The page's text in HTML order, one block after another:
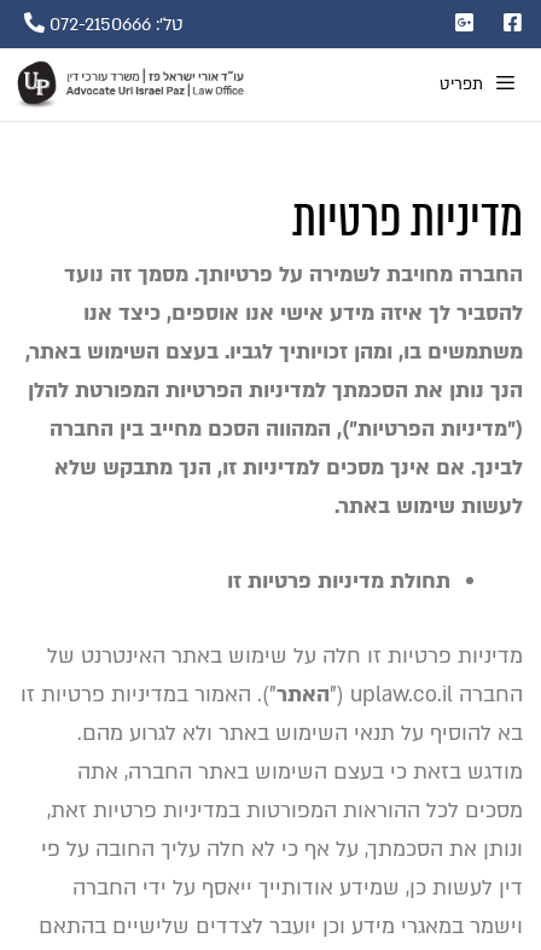
טל': 072-2150666
תפריט
מדיניות פרטיות
החברה מחויבת לשמירה על פרטיותך. מסמך זה נועד
להסביר לך איזה מידע אישי אנו אוספים, כיצד אנו
משתמשים בו, ומהן זכויותיך לגביו. בעצם השימוש באתר,
הנך נותן את הסכמתך למדיניות הפרטיות המפורטת להלן
(״מדיניות הפרטיות״), המהווה הסכם מחייב בין החברה
לבינך. אם אינך מסכים למדיניות זו, הנך מתבקש שלא
לעשות שימוש באתר.
תחולת מדיניות פרטיות זו
מדיניות פרטיות זו חלה על שימוש באתר האינטרנט של
החברה uplaw.co.il ("
האתר"). האמור במדיניות פרטיות זו
בא להוסיף על תנאי השימוש באתר ולא לגרוע מהם.
מודגש בזאת כי בעצם השימוש באתר החברה, אתה
מסכים לכל ההוראות המפורטות במדיניות פרטיות זאת,
ונותן את הסכמתך, על אף כי לא חלה עליך החובה על פי
דין לעשות כן, שמידע אודותייך ייאסף על ידי החברה
וישמר במאגרי מידע וכן יועבר לצדדים שלישיים בהתאם